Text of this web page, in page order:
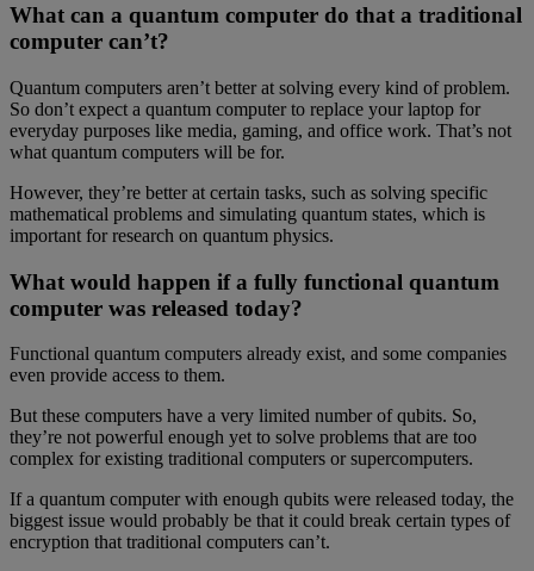
What can a quantum computer do that a traditional
computer can’t?
Quantum computers aren’t better at solving every kind of problem.
So don’t expect a quantum computer to replace your laptop for
everyday purposes like media, gaming, and office work. That’s not
what quantum computers will be for.
However, they’re better at certain tasks, such as solving specific
mathematical problems and simulating quantum states, which is
important for research on quantum physics.
What would happen if a fully functional quantum
computer was released today?
Functional quantum computers already exist, and some companies
even provide access to them.
But these computers have a very limited number of qubits. So,
they’re not powerful enough yet to solve problems that are too
complex for existing traditional computers or supercomputers.
If a quantum computer with enough qubits were released today, the
biggest issue would probably be that it could break certain types of
encryption that traditional computers can’t.